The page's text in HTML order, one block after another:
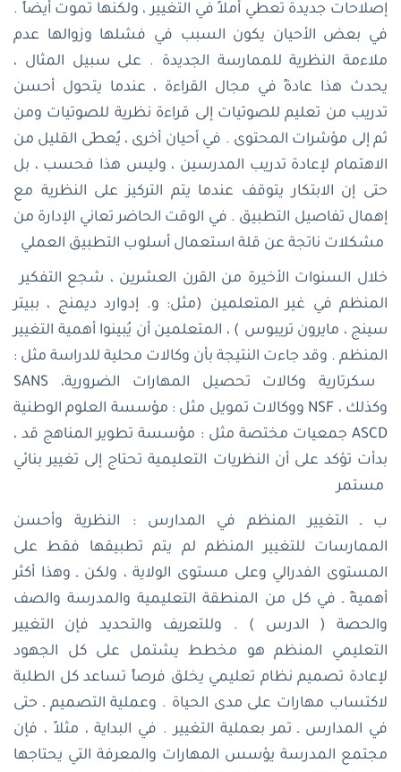
إصلاحات جديدة تعطي أملاً في التغيير ، ولكنها تموت أيضاً .
في بعض الأحيان يكون السبب في فشلها وزوالها عدم
ملاءمة النظرية للممارسة الجديدة . على سبيل المثال ،
يحدث هذا عادةً في مجال القراءة ، عندما يتحول أحسن
تدريب من تعليم للصوتيات إلى قراءة نظرية للصوتيات ومن
ثم إلى مؤشرات المحتوى . في أحيان أخرى ، يُعطَى القليل من
الاهتمام لإعادة تدريب المدرسين ، وليس هذا فحسب ، بل
حتى إن الابتكار يتوقف عندما يتم التركيز على النظرية مع
إهمال تفاصيل التطبيق . في الوقت الحاضر تعاني الإدارة من
المنظم في غير المتعلمين (مثل: و. إدوارد ديمنج ، ببيتر
سينج ، مايرون تريبوس ) ، المتعلمين أن يُبينوا أهمية التغيير
المنظم . وقد جاءت النتيجة بأن وكالات محلية للدراسة مثل :
SANS ،
NSF ، وكذلك
جمعيات مختصة مثل : مؤسسة تطوير المناهجASCD
، قد
بدأت تؤكد على أن النظريات التعليمية تحتاج إلى تغيير بنائي
ب ـ التغيير المنظم في المدارس : النظرية وأحسن
الممارسات للتغيير المنظم لم يتم تطبيقها فقط على
المستوى الفدرالي وعلى مستوى الولاية ، ولكن ـ وهذا أكثر
أهميةً ـ في كل من المنطقة التعليمية والمدرسة والصف
والحصة ( الدرس ) . وللتعريف والتحديد فإن التغيير
التعليمي المنظم هو مخطط يشتمل على كل الجهود
لإعادة تصميم نظام تعليمي يخلق فرصاً تساعد كل الطلبة
لاكتساب مهارات على مدى الحياة . وعملية التصميم ـ حتى
في المدارس ـ تمر بعملية التغيير . في البداية ، مثلاً ، فإن
مجتمع المدرسة يؤسس المهارات والمعرفة التي يحتاجها